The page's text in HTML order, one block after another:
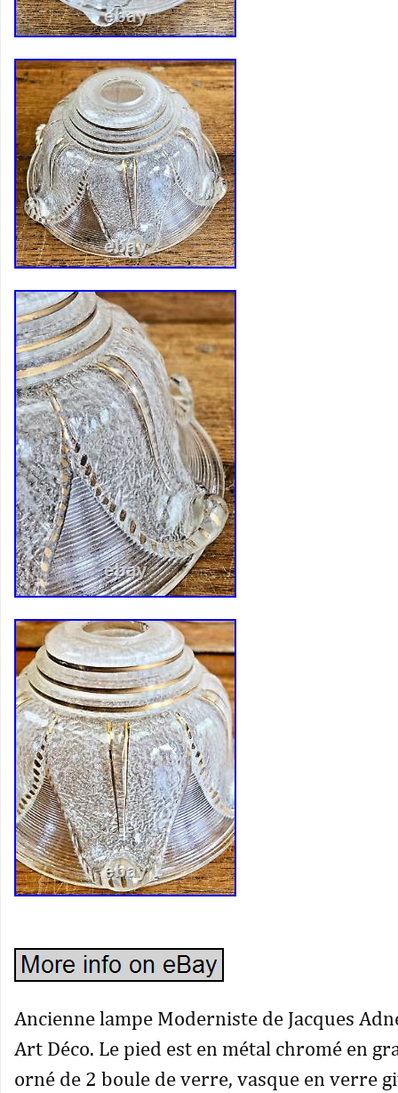
Ancienne lampe Moderniste de Jacques
Art Déco. Le pied est en métal chromé en
orné de 2 boule de verre, vasque en verre